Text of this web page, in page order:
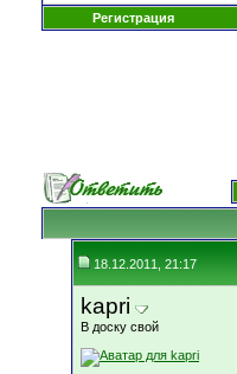
Регистрация
18.12.2011, 21:17
kapri
В доску свой